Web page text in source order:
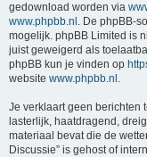
gedownload worden via
www.phpbb.nl . De phpBB-
mogelijk. phpBB Limited is
juist geweigerd als
phpBB kun je vinden op
website www.phpbb.nl .
Je verklaart geen berichten
lasterlijk, haatdragend,
materiaal bevat die de
Discussie” is gehost of